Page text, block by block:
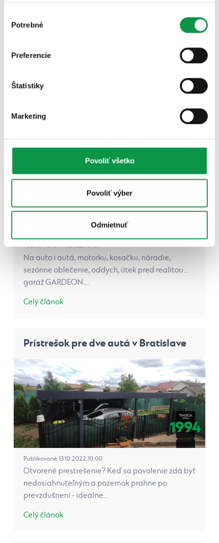
súhlasu
Potrebné
Preferencie
Štatistiky
Marketing
Povoliť všetko
Povoliť výber
Odmietnuť
Publikované 17.11.2022 10:00
Na auto i autá, motorku, kosačku, náradie,
sezónne oblečenie, oddych, útek pred realitou…
garáž GARDEON.…
Celý článok
Prístrešok pre dve autá v Bratislave
Publikované 13.10.2022 10:00
Otvorené prestrešenie? Keď sa povolenie zdá byť
nedosiahnuteľným a pozemok prahne po
prevzdušnení - ideálne…
Celý článok